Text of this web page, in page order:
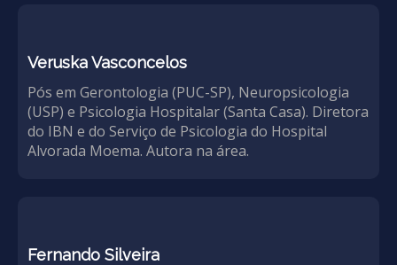
Veruska Vasconcelos
Pós em Gerontologia (PUC-SP), Neuropsicologia
(USP) e Psicologia Hospitalar (Santa Casa). Diretora
do IBN e do Serviço de Psicologia do Hospital
Alvorada Moema. Autora na área.
Fernando Silveira